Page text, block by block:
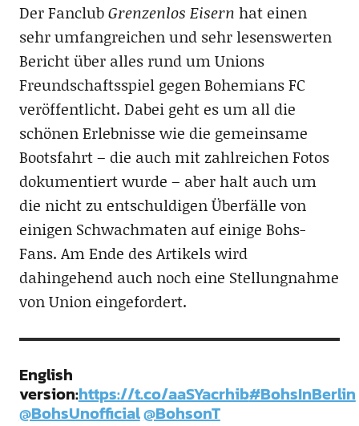
Der FanclubGrenzenlos Eisern hat einen
sehr umfangreichen und sehr lesenswerten
Bericht über alles rund um Unions
Freundschaftsspiel gegen Bohemians FC
veröffentlicht. Dabei geht es um all die
schönen Erlebnisse wie die gemeinsame
Bootsfahrt – die auch mit zahlreichen Fotos
dokumentiert wurde – aber halt auch um
die nicht zu entschuldigen Überfälle von
einigen Schwachmaten auf einige Bohs-
Fans. Am Ende des Artikels wird
dahingehend auch noch eine Stellungnahme
von Union eingefordert.
English
version:https://t.co/aaSYacrhib#BohsInBerlin
@BohsUnofficial@BohsonT